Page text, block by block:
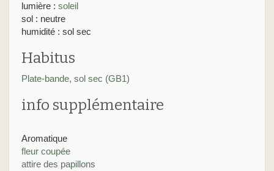
lumière : soleil
sol : neutre
humidité : sol sec
Habitus
Plate-bande, sol sec (GB1)
info supplémentaire
Aromatique
fleur coupée
attire des papillons